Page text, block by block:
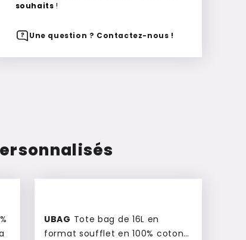
souhaits !
Une question ? Contactez-nous !
UBAG
format soufflet en 100% coton